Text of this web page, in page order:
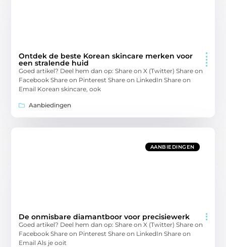
Ontdek de beste Korean skincare merken voor
een stralende huid
Goed artikel? Deel hem dan op: Share on X (Twitter) Share on
Facebook Share on Pinterest Share on LinkedIn Share on
Email Korean skincare, ook
Aanbiedingen
AANBIEDINGEN
De onmisbare diamantboor voor precisiewerk
Goed artikel? Deel hem dan op: Share on X (Twitter) Share on
Facebook Share on Pinterest Share on LinkedIn Share on
Email Als je ooit